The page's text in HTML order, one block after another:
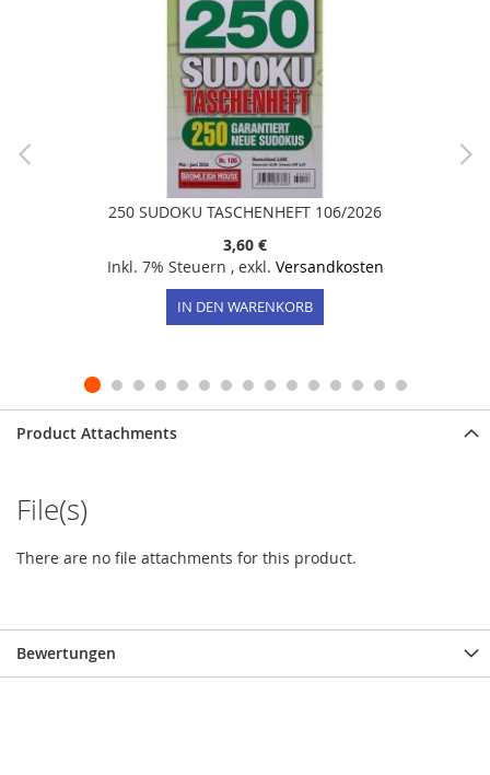
250 SUDOKU TASCHENHEFT 106/2026
3,60 €
Inkl. 7% Steuern , exkl. Versandkosten
IN DEN WARENKORB
Product Attachments
File(s)
There are no file attachments for this product.
Bewertungen